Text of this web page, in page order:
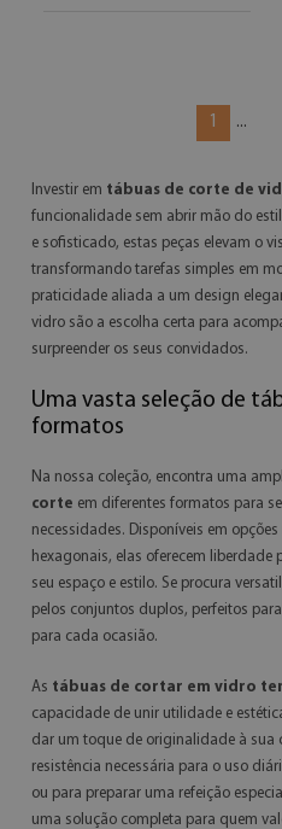
1 ...
Investir em tábuas de corte de
funcionalidade sem abrir mão do
e sofisticado, estas peças elevam o
transformando tarefas simples em
praticidade aliada a um design
vidro são a escolha certa para
surpreender os seus convidados.
Uma vasta seleção de
formatos
Na nossa coleção, encontra uma
corte em diferentes formatos para
necessidades. Disponíveis em
hexagonais, elas oferecem liberdade
seu espaço e estilo. Se procura
pelos conjuntos duplos, perfeitos
para cada ocasião.
As tábuas de cortar em vidro
capacidade de unir utilidade e
dar um toque de originalidade à sua
resistência necessária para o uso
ou para preparar uma refeição
uma solução completa para quem